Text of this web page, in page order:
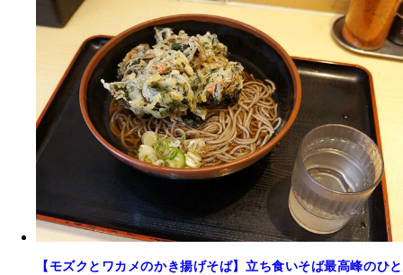
【モズクとワカメのかき揚げそば】立ち食いそば最高峰のひと